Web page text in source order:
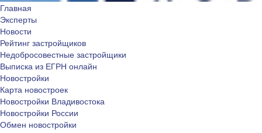
Главная
Эксперты
Новости
Рейтинг застройщиков
Недобросовестные застройщики
Выписка из ЕГРН онлайн
Новостройки
Карта новостроек
Новостройки Владивостока
Новостройки России
Обмен новостройки